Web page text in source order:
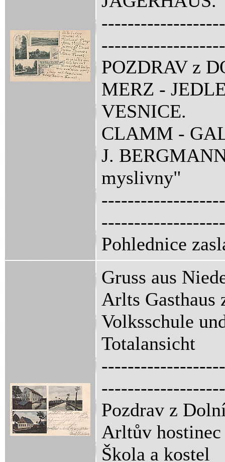
-------------------
POZDRAV z
MERZ -
VESNICE.
CLAMM -
J.
myslivny"
-------------------
Pohlednice
Gruss aus
Arlts Gasthaus
Volksschule
Totalansicht
-------------------
Pozdrav z
Arltův
Škola a kostel